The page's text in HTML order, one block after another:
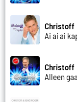
Christoff
Ai ai ai
Christoff
Alleen